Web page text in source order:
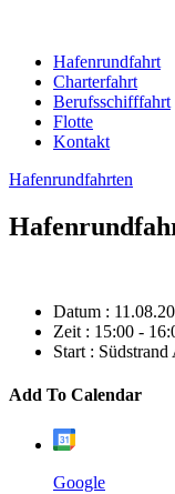
Hafenrundfahrt
Charterfahrt
Berufsschifffahrt
Flotte
Kontakt
Hafenrundfahrten
Datum :
Zeit : 15:00 -
Start :
Add To Calendar
Google